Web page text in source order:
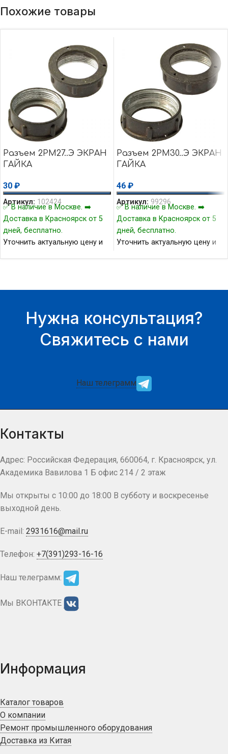
Похожие товары
Разъем 2РМ27..Э ЭКРАН
ГАЙКА
30 ₽
Артикул: 102424
✅ В наличие в Москве. ➡️
Доставка в Красноярск от 5
дней, бесплатно.
Уточнить актуальную цену и
Разъем 2РМ30..Э ЭКРАН
ГАЙКА
46 ₽
Артикул: 99296
✅ В наличие в Москве. ➡️
Доставка в Красноярск от 5
дней, бесплатно.
Уточнить актуальную цену и
Нужна консультация?
Свяжитесь с нами
Наш телеграмм
Контакты
Адрес: Российская Федерация, 660064, г. Красноярск, ул.
Академика Вавилова 1 Б офис 214 / 2 этаж
Мы открыты с 10:00 до 18:00 В субботу и воскресенье
выходной день.
E-mail: 2931616@mail.ru
Телефон: +7(391)293-16-16
Наш телеграмм:
Мы ВКОНТАКТЕ
Информация
Каталог товаров
О компании
Ремонт промышленного оборудования
Доставка из Китая